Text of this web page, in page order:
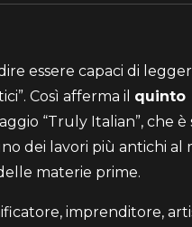
essere capaci di
Così afferma il quinto
“Truly Italian”, che è
dei lavori più antichi al
materie prime.
imprenditore,